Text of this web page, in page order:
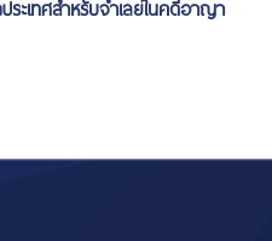
ะเทศสำหรับจำเลยในคดีอาญา